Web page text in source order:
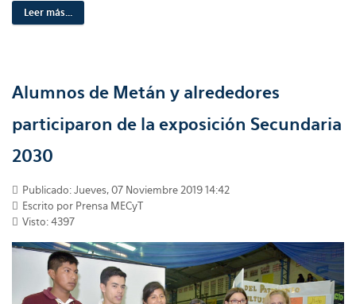
Leer más...
Alumnos de Metán y alrededores
participaron de la exposición Secundaria
2030
Publicado: Jueves, 07 Noviembre 2019 14:42
Escrito por Prensa MECyT
Visto: 4397